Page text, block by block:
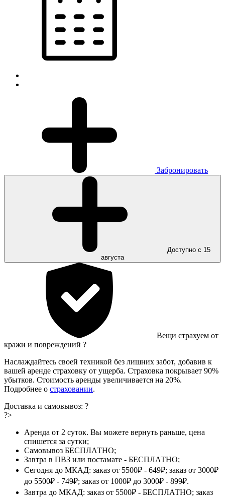
Забронировать
Доступно с 15
августа
Вещи страхуем от
кражи и повреждений ?
Наслаждайтесь своей техникой без лишних забот, добавив к
вашей аренде страховку от ущерба. Страховка покрывает 90%
убытков. Стоимость аренды увеличивается на 20%.
Подробнее о страховании.
Доставка и самовывоз: ?
?>
Аренда от 2 суток. Вы можете вернуть раньше, цена
спишется за сутки;
Самовывоз БЕСПЛАТНО;
Завтра в ПВЗ или постамате - БЕСПЛАТНО;
Сегодня до МКАД: заказ от 5500₽ - 649₽; заказ от 3000₽
до 5500₽ - 749₽; заказ от 1000₽ до 3000₽ - 899₽.
Завтра до МКАД: заказ от 5500₽ - БЕСПЛАТНО; заказ